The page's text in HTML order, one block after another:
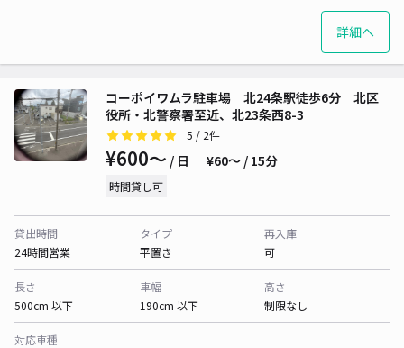
詳細へ
コーポイワムラ駐車場 北24条駅徒歩6分 北区
役所・北警察署至近、北23条西8-3
5 / 2件
¥600〜 / 日 ¥60〜 / 15分
時間貸し可
貸出時間
24時間営業
タイプ
平置き
再入庫
可
長さ
500cm 以下
車幅
190cm 以下
高さ
制限なし
対応車種